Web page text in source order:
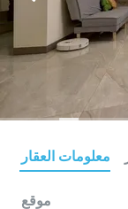
معلومات العقار
موقع